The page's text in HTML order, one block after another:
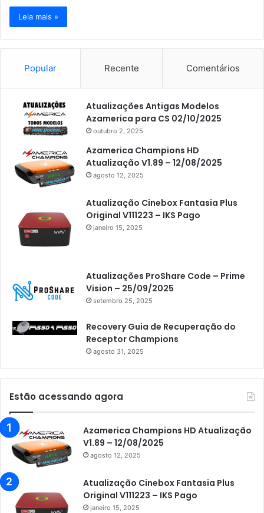
Leia mais »
Popular Recente Comentários
Atualizações Antigas Modelos
Azamerica para CS 02/10/2025
outubro 2, 2025
Azamerica Champions HD
Atualização V1.89 – 12/08/2025
agosto 12, 2025
Atualização Cinebox Fantasia Plus
Original V111223 – IKS Pago
janeiro 15, 2025
Atualizações ProShare Code – Prime
Vision – 25/09/2025
setembro 25, 2025
Recovery Guia de Recuperação do
Receptor Champions
agosto 31, 2025
Estão acessando agora
Azamerica Champions HD Atualização
V1.89 – 12/08/2025
agosto 12, 2025
Atualização Cinebox Fantasia Plus
Original V111223 – IKS Pago
janeiro 15, 2025